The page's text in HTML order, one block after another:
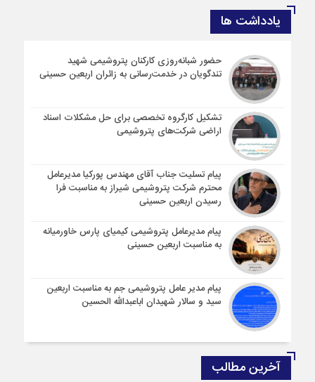
یادداشت ها
حضور شبانه‌روزی کارکنان پتروشیمی شهید
تندگویان در خدمت‌رسانی به زائران اربعین حسینی
تشکیل کارگروه تخصصی برای حل مشکلات اسناد
اراضی شرکت‌های پتروشیمی
پیام تسلیت جناب آقای مهندس پوركیا مدیرعامل
محترم شركت پتروشیمی شیراز به مناسبت فرا
رسیدن اربعین حسینی
پیام مدیرعامل پتروشیمی کیمیای پارس خاورمیانه
به مناسبت اربعین حسینی
پیام مدیر عامل پتروشیمی جم به مناسبت اربعین
سید و سالار شهیدان اباعبدالله الحسین
آخرین مطالب